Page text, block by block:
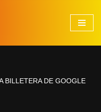
BILLETERA DE GOOGLE